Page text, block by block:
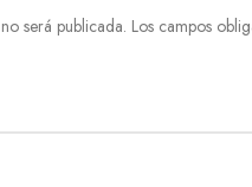
será publicada. Los campos